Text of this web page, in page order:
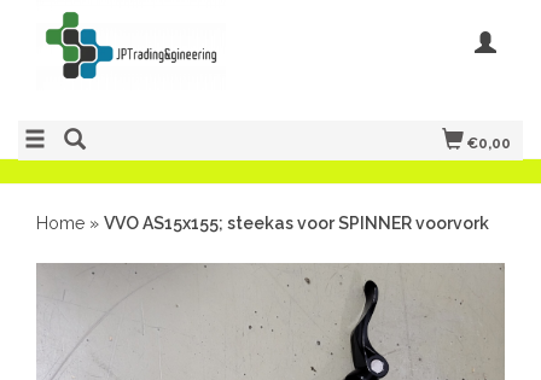
€0,00
Home » VVO AS15x155; steekas voor SPINNER voorvork